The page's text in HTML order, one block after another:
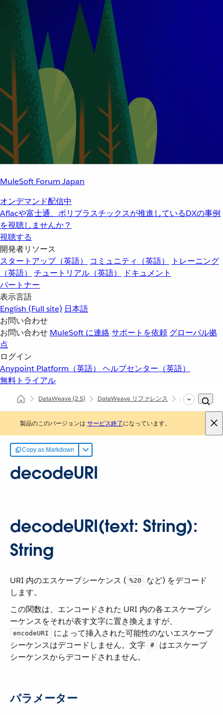
MuleSoft Forum Japan
オンデマンド配信中
Aflacや富士通、ポリプラスチックスが推進しているDXの事例
を視聴しませんか？
視聴する
開発者リソース
スタートアップ（英語）
コミュニティ（英語）
トレーニング
（英語）
チュートリアル（英語）
ドキュメント
パートナー
表示言語
English (Full site) 日本語
お問い合わせ
お問い合わせ MuleSoft に連絡サポートを依頼 グローバル拠
点
ログイン
Anypoint Platform（英語） ヘルプセンター（英語）
無料トライアル
DataWeave(2.5) DataWeave リファレンス dw::core::URL
製品のこのバージョンは サービス終了になっています。
Copy as Markdown
decodeURI
decodeURI(text: String):
String
URI 内のエスケープシーケンス (​ %20
​ など) をデコード
します。
この関数は、エンコードされた URI 内の各エスケープシ
ーケンスをそれが表す文字に置き換えますが、​
encodeURI
​ によって挿入された可能性のないエスケープ
シーケンスはデコードしません。文字 ​
#
​ はエスケープ
シーケンスからデコードされません。
パラメーター